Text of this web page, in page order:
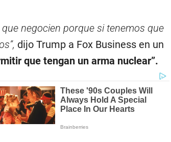
negocien porque si tenemos que
dijo Trump a Fox Business en un
que tengan un arma nuclear”.